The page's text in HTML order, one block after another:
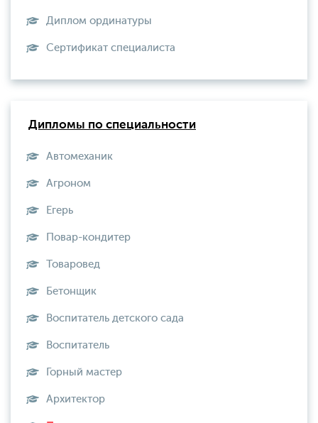
Диплом ординатуры
Сертификат специалиста
Дипломы по специальности
Автомеханик
Агроном
Егерь
Повар-кондитер
Товаровед
Бетонщик
Воспитатель детского сада
Воспитатель
Горный мастер
Архитектор